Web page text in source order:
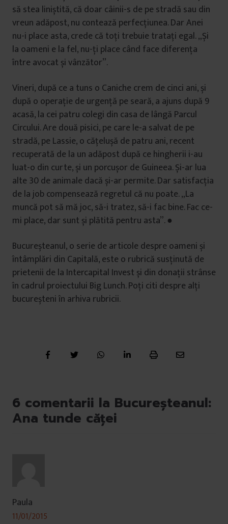
să stea liniștită, că doar câinii-s de pe stradă sau din
vreun adăpost, nu contează perfecțiunea. Dar Anei
nu-i place asta, crede că toți trebuie tratați egal. „Și
la oameni e la fel, nu-ți place când face diferența
între avocat și vânzător”.
Vineri, după ce a tuns o Caniche crem de cinci ani, și
după o operație de urgență pe seară, a ajuns după 9
acasă, la cei patru colegi din casa de lângă Parcul
Circului. Are două pisici, pe care le-a salvat de pe
stradă, pe Lassie, o cățelușă de patru ani, recent
recuperată de la un adăpost după ce hingherii i-au
luat-o din curte, și un porcușor de Guineea. Și-ar lua
alte 30 de animale dacă și-ar permite. Dar satisfacția
de la job compensează regretul că nu poate. „La
muncă pot să mă joc, să-i tratez, să-i fac bine. Fac ce-
mi place, dar sunt și plătită pentru asta”. ●
Bucureșteanul, o serie de articole despre oameni și
întâmplări din Capitală, este o rubrică susținută de
prietenii de la Intercapital Invest și din donații strânse
în cadrul proiectului Big Lunch. Poți citi despre alți
bucureșteni în arhiva rubricii.
6 comentarii la Bucureșteanul:
Ana tunde căței
Paula
11/01/2015